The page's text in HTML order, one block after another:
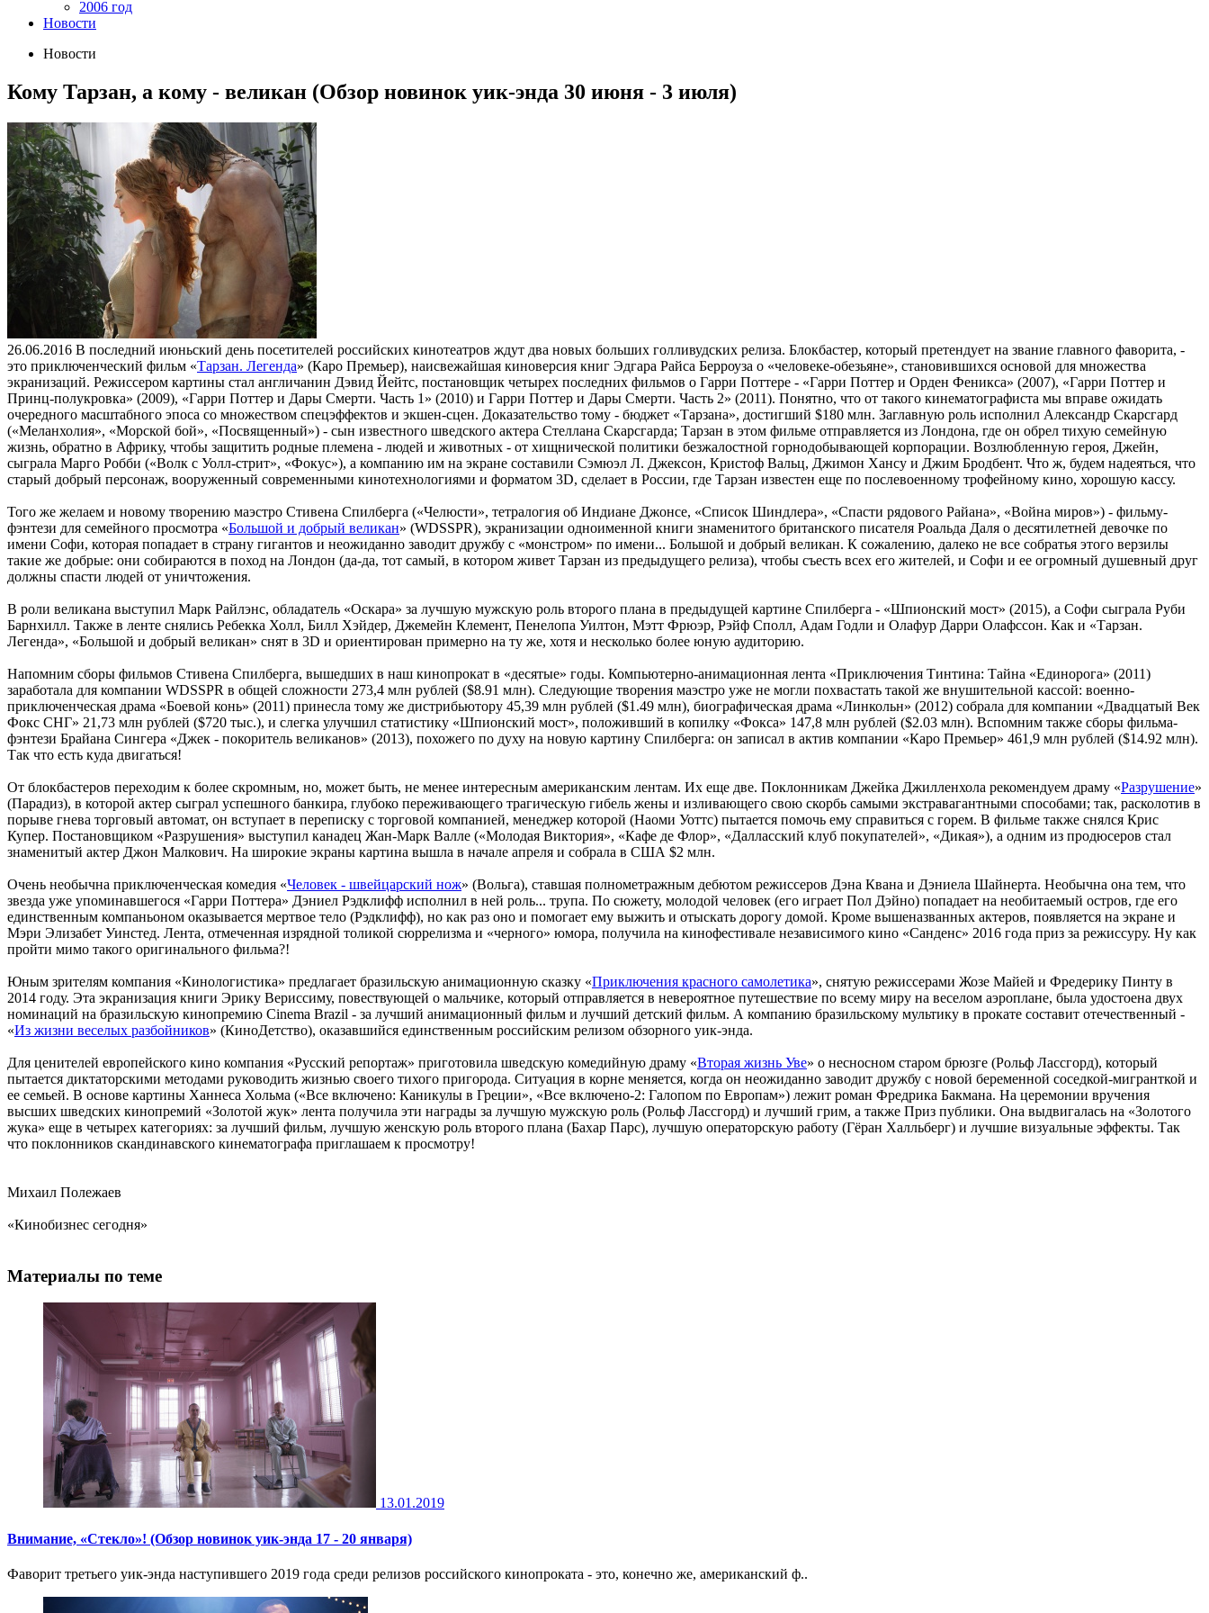
2006 год
Новости
Новости
Кому Тарзан, а кому - великан (Обзор новинок уик-энда 30 июня - 3 июля)
26.06.2016 В последний июньский день посетителей российских кинотеатров ждут два новых больших голливудских релиза. Блокбастер, который претендует на звание главного фаворита, -
это приключенческий фильм «Тарзан. Легенда» (Каро Премьер), наисвежайшая киноверсия книг Эдгара Райса Берроуза о «человеке-обезьяне», становившихся основой для множества
экранизаций. Режиссером картины стал англичанин Дэвид Йейтс, постановщик четырех последних фильмов о Гарри Поттере - «Гарри Поттер и Орден Феникса» (2007), «Гарри Поттер и
Принц-полукровка» (2009), «Гарри Поттер и Дары Смерти. Часть 1» (2010) и Гарри Поттер и Дары Смерти. Часть 2» (2011). Понятно, что от такого кинематографиста мы вправе ожидать
очередного масштабного эпоса со множеством спецэффектов и экшен-сцен. Доказательство тому - бюджет «Тарзана», достигший $180 млн. Заглавную роль исполнил Александр Скарсгард
(«Меланхолия», «Морской бой», «Посвященный») - сын известного шведского актера Стеллана Скарсгарда; Тарзан в этом фильме отправляется из Лондона, где он обрел тихую семейную
жизнь, обратно в Африку, чтобы защитить родные племена - людей и животных - от хищнической политики безжалостной горнодобывающей корпорации. Возлюбленную героя, Джейн,
сыграла Марго Робби («Волк с Уолл-стрит», «Фокус»), а компанию им на экране составили Сэмюэл Л. Джексон, Кристоф Вальц, Джимон Хансу и Джим Бродбент. Что ж, будем надеяться, что
старый добрый персонаж, вооруженный современными кинотехнологиями и форматом 3D, сделает в России, где Тарзан известен еще по послевоенному трофейному кино, хорошую кассу.
Того же желаем и новому творению маэстро Стивена Спилберга («Челюсти», тетралогия об Индиане Джонсе, «Список Шиндлера», «Спасти рядового Райана», «Война миров») - фильму-
фэнтези для семейного просмотра «Большой и добрый великан» (WDSSPR), экранизации одноименной книги знаменитого британского писателя Роальда Даля о десятилетней девочке по
имени Софи, которая попадает в страну гигантов и неожиданно заводит дружбу с «монстром» по имени... Большой и добрый великан. К сожалению, далеко не все собратья этого верзилы
такие же добрые: они собираются в поход на Лондон (да-да, тот самый, в котором живет Тарзан из предыдущего релиза), чтобы съесть всех его жителей, и Софи и ее огромный душевный друг
должны спасти людей от уничтожения.
В роли великана выступил Марк Райлэнс, обладатель «Оскара» за лучшую мужскую роль второго плана в предыдущей картине Спилберга - «Шпионский мост» (2015), а Софи сыграла Руби
Барнхилл. Также в ленте снялись Ребекка Холл, Билл Хэйдер, Джемейн Клемент, Пенелопа Уилтон, Мэтт Фрюэр, Рэйф Сполл, Адам Годли и Олафур Дарри Олафссон. Как и «Тарзан.
Легенда», «Большой и добрый великан» снят в 3D и ориентирован примерно на ту же, хотя и несколько более юную аудиторию.
Напомним сборы фильмов Стивена Спилберга, вышедших в наш кинопрокат в «десятые» годы. Компьютерно-анимационная лента «Приключения Тинтина: Тайна «Единорога» (2011)
заработала для компании WDSSPR в общей сложности 273,4 млн рублей ($8.91 млн). Следующие творения маэстро уже не могли похвастать такой же внушительной кассой: военно-
приключенческая драма «Боевой конь» (2011) принесла тому же дистрибьютору 45,39 млн рублей ($1.49 млн), биографическая драма «Линкольн» (2012) собрала для компании «Двадцатый Век
Фокс СНГ» 21,73 млн рублей ($720 тыс.), и слегка улучшил статистику «Шпионский мост», положивший в копилку «Фокса» 147,8 млн рублей ($2.03 млн). Вспомним также сборы фильма-
фэнтези Брайана Сингера «Джек - покоритель великанов» (2013), похожего по духу на новую картину Спилберга: он записал в актив компании «Каро Премьер» 461,9 млн рублей ($14.92 млн).
Так что есть куда двигаться!
От блокбастеров переходим к более скромным, но, может быть, не менее интересным американским лентам. Их еще две. Поклонникам Джейка Джилленхола рекомендуем драму «Разрушение»
(Парадиз), в которой актер сыграл успешного банкира, глубоко переживающего трагическую гибель жены и изливающего свою скорбь самыми экстравагантными способами; так, расколотив в
порыве гнева торговый автомат, он вступает в переписку с торговой компанией, менеджер которой (Наоми Уоттс) пытается помочь ему справиться с горем. В фильме также снялся Крис
Купер. Постановщиком «Разрушения» выступил канадец Жан-Марк Валле («Молодая Виктория», «Кафе де Флор», «Далласский клуб покупателей», «Дикая»), а одним из продюсеров стал
знаменитый актер Джон Малкович. На широкие экраны картина вышла в начале апреля и собрала в США $2 млн.
Очень необычна приключенческая комедия «Человек - швейцарский нож» (Вольга), ставшая полнометражным дебютом режиссеров Дэна Квана и Дэниела Шайнерта. Необычна она тем, что
звезда уже упоминавшегося «Гарри Поттера» Дэниел Рэдклифф исполнил в ней роль... трупа. По сюжету, молодой человек (его играет Пол Дэйно) попадает на необитаемый остров, где его
единственным компаньоном оказывается мертвое тело (Рэдклифф), но как раз оно и помогает ему выжить и отыскать дорогу домой. Кроме вышеназванных актеров, появляется на экране и
Мэри Элизабет Уинстед. Лента, отмеченная изрядной толикой сюррелизма и «черного» юмора, получила на кинофестивале независимого кино «Санденс» 2016 года приз за режиссуру. Ну как
пройти мимо такого оригинального фильма?!
Юным зрителям компания «Кинологистика» предлагает бразильскую анимационную сказку «Приключения красного самолетика», снятую режиссерами Жозе Майей и Фредерику Пинту в
2014 году. Эта экранизация книги Эрику Вериссиму, повествующей о мальчике, который отправляется в невероятное путешествие по всему миру на веселом аэроплане, была удостоена двух
номинаций на бразильскую кинопремию Cinema Brazil - за лучший анимационный фильм и лучший детский фильм. А компанию бразильскому мультику в прокате составит отечественный -
«Из жизни веселых разбойников» (КиноДетство), оказавшийся единственным российским релизом обзорного уик-энда.
Для ценителей европейского кино компания «Русский репортаж» приготовила шведскую комедийную драму «Вторая жизнь Уве» о несносном старом брюзге (Рольф Лассгорд), который
пытается диктаторскими методами руководить жизнью своего тихого пригорода. Ситуация в корне меняется, когда он неожиданно заводит дружбу с новой беременной соседкой-мигранткой и
ее семьей. В основе картины Ханнеса Хольма («Все включено: Каникулы в Греции», «Все включено-2: Галопом по Европам») лежит роман Фредрика Бакмана. На церемонии вручения
высших шведских кинопремий «Золотой жук» лента получила эти награды за лучшую мужскую роль (Рольф Лассгорд) и лучший грим, а также Приз публики. Она выдвигалась на «Золотого
жука» еще в четырех категориях: за лучший фильм, лучшую женскую роль второго плана (Бахар Парс), лучшую операторскую работу (Гёран Халльберг) и лучшие визуальные эффекты. Так
что поклонников скандинавского кинематографа приглашаем к просмотру!
Михаил Полежаев
«Кинобизнес сегодня»
Материалы по теме
13.01.2019
Внимание, «Стекло»! (Обзор новинок уик-энда 17 - 20 января)
Фаворит третьего уик-энда наступившего 2019 года среди релизов российского кинопроката - это, конечно же, американский ф..